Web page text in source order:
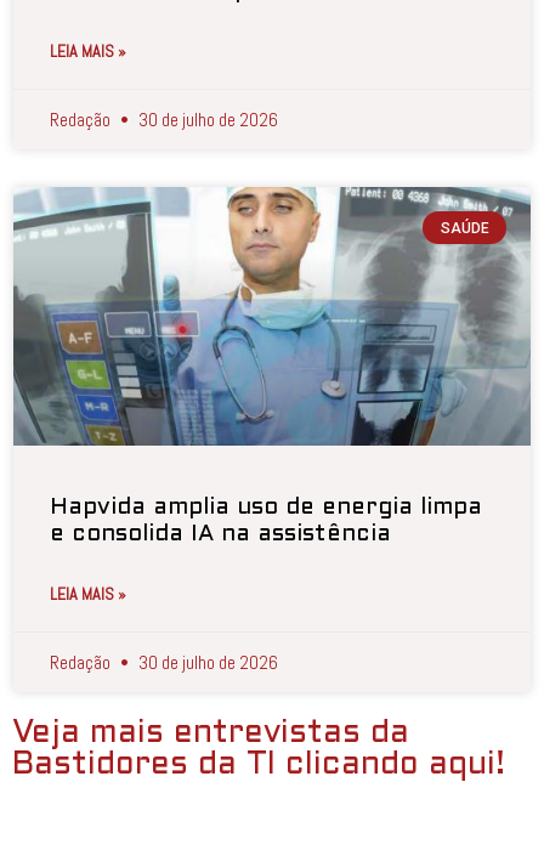
LEIA MAIS »
Redação 30 de julho de 2026
SAÚDE
Hapvida amplia uso de energia limpa
e consolida IA na assistência
LEIA MAIS »
Redação 30 de julho de 2026
Veja mais entrevistas da
Bastidores da TI clicando aqui!